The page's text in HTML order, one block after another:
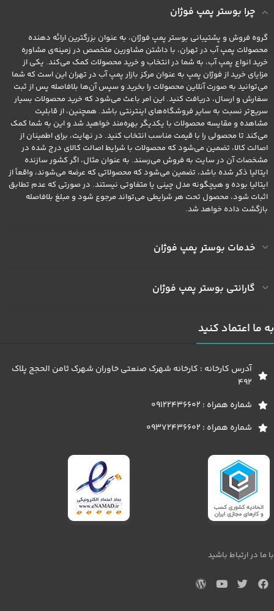
چرا بوستر پمپ فوژان
گروه فروش و پشتیبانی بوستر پمپ فوژان، به عنوان بزرگترین ارائه دهنده
محصولات پمپ آب در تهران، با داشتن مشاورین متخصص در زمینه‌ی مشاوره
خرید انواع پمپ آب، به شما در انتخاب و خرید محصولات کمک می‌کند. یکی از
مزایای خرید از فوژان پمپ به عنوان مرکز بازار پمپ آب در تهران این است که شما
می‌توانید به صورت آنلاین محصولات را بخرید و سپس آن‌ها بلافاصله پس از ثبت
سفارش و ارسال، دریافت کنید. این امر باعث می‌شود که خرید محصولات بسیار
سریع‌تر نسبت به سایر فروشگاه‌های اینترنتی باشد. همچنین، از قابلیت
مشاهده و مقایسه محصولات با یکدیگر بهره‌مند خواهید شد و این به شما کمک
می‌کند تا محصولی را با قیمت مناسب انتخاب کنید. در نهایت، برای اطمینان از
اصالت کالا، تضمین می‌شود که محصولات با شرایط اصالت کالای درج شده در
مشخصات آن در سایت به فروش می‌رسند. به عنوان مثال، اگر کشور سازنده
ایتالیا ذکر شده باشد، تضمین می‌شود که محصولاتی که عرضه می‌شوند، واقعاً از
ایتالیا بوده و هیچگونه مدل چینی یا متفاوتی نیستند. در صورتی که عدم تطابق
اثبات شود، محصول تحت هر شرایطی می‌تواند مرجوع شود و مبلغ بلافاصله
بازگشت داده خواهد شد.
خدمات بوستر پمپ فوژان
گارانتی بوستر پمپ فوژان
به ما اعتماد کنید
آدرس کارخانه : کارخانه شهرک صنعتی خاوران شهرک ثامن الحجج پلاک
492
شماره همراه : 09122436602
شماره همراه : 09372436602
با ما در ارتباط باشید